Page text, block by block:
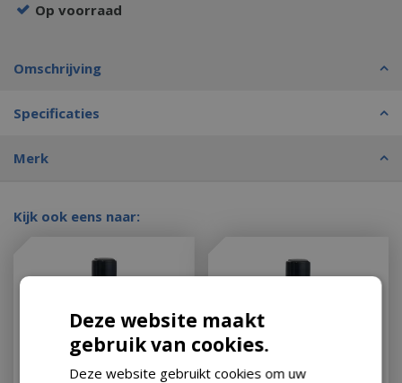
Op voorraad
Omschrijving
Specificaties
Merk
Kijk ook eens naar:
Deze website maakt
gebruik van cookies.
Deze website gebruikt cookies om uw